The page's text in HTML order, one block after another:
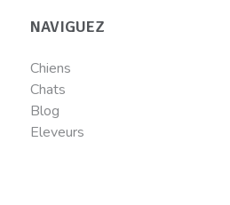
NAVIGUEZ
Chiens
Chats
Blog
Eleveurs